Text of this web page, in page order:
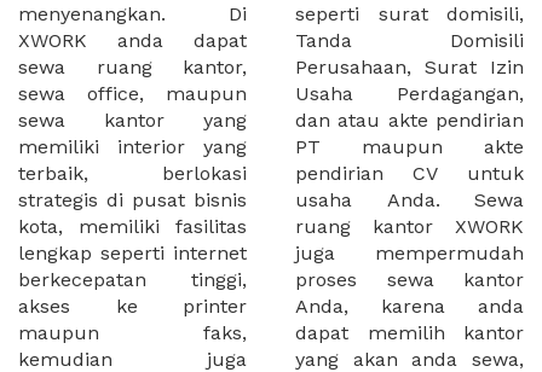
menyenangkan. Di
XWORK anda dapat
sewa ruang kantor,
sewa office, maupun
sewa kantor yang
memiliki interior yang
terbaik, berlokasi
strategis di pusat bisnis
kota, memiliki fasilitas
lengkap seperti internet
berkecepatan tinggi,
akses ke printer
maupun faks,
kemudian juga
seperti surat domisili,
Tanda Domisili
Perusahaan, Surat Izin
Usaha Perdagangan,
dan atau akte pendirian
PT maupun akte
pendirian CV untuk
usaha Anda. Sewa
ruang kantor XWORK
juga mempermudah
proses sewa kantor
Anda, karena anda
dapat memilih kantor
yang akan anda sewa,